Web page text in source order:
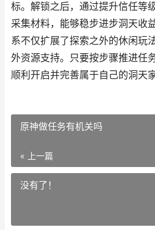
标。解锁之后，通过提升信任等
采集材料，能够稳步进步洞天收
系不仅扩展了探索之外的休闲玩
外资源支持。只要按步骤推进任
顺利开启并完善属于自己的洞天家
原神做任务有机关吗
« 上一篇
没有了！